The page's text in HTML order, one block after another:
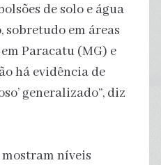
de solo e água
sobretudo em áreas
Paracatu (MG) e
há evidência de
generalizado”, diz
níveis